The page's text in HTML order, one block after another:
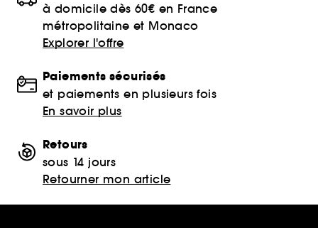
à domicile dès 60€ en France
métropolitaine et Monaco
Explorer l'offre
Paiements sécurisés
et paiements en plusieurs fois
En savoir plus
Retours
sous 14 jours
Retourner mon article